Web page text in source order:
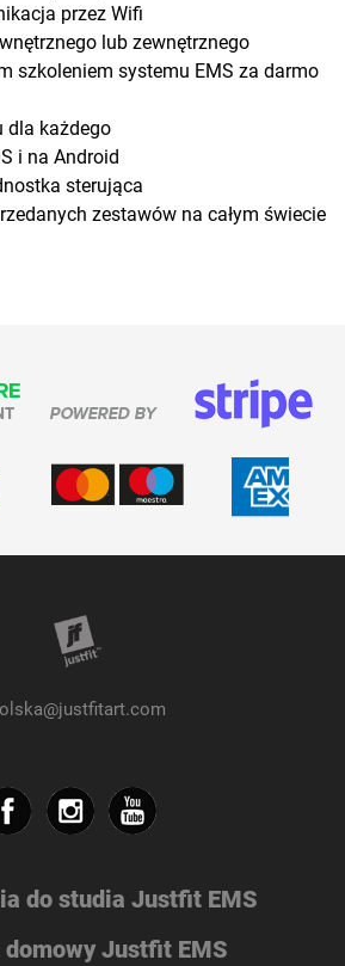
przez Wifi
lub zewnętrznego
szkoleniem systemu EMS za darmo
dla każdego
i na Android
sterująca
zestawów na całym świecie
do studia Justfit EMS
domowy Justfit EMS